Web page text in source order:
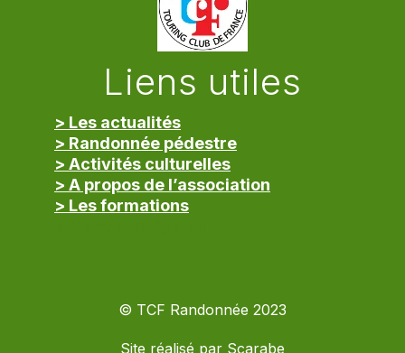
Liens utiles
> Les actualités
> Randonnée pédestre
> Activités culturelles
> A propos de l’association
> Les formations
© TCF Randonnée 2023
Site réalisé par Scarabe